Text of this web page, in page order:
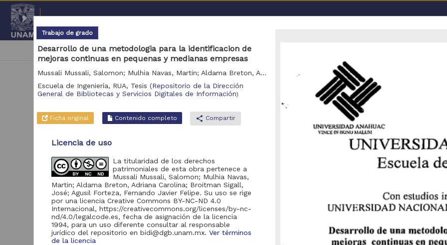
cancel | Escuela de Ingeniería, RUA
No se encontraron
Se recomienda realizar una de las siguientes acciones:
Eliminar los filtros de opciones avanzadas y realizar la búsqueda
Debido a que el enlace posiblemente haya caducado, realizar
Trabajo de grado
Desarrollo de una metodologia para la identificacion de
mejoras continuas en pequenas y medianas empresas
Mussali Mussali, Salomon; Mulhia Navas, Martin; Aldama Breton, Adriana Carolina; Broitman Sigall, José; Agusil Forteza, Fernando Javier Felipe
Escuela de Ingeniería, RUA, Tesis(Repositorio de la Dirección
General de Bibliotecas y Servicios Digitales de Información)
Ficha original Contenido completo share Compartir
Licencia de uso
La titularidad de los derechos
patrimoniales de esta obra pertenece a
Mussali Mussali, Salomon; Mulhia Navas,
Martin; Aldama Breton, Adriana Carolina; Broitman Sigall,
José; Agusil Forteza, Fernando Javier Felipe. Su uso se rige
por una licencia Creative Commons BY-NC-ND 4.0
Internacional, https://creativecommons.org/licenses/by-nc-
nd/4.0/legalcode.es, fecha de asignación de la licencia
1994, para un uso diferente consultar al responsable
jurídico del repositorio en bidi@dgb.unam.mx.Ver términos
de la licencia